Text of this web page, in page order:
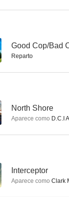
6.5
Good Cop/Bad
Reparto
North Shore
Aparece como D.C.I
Interceptor
Aparece como Clark